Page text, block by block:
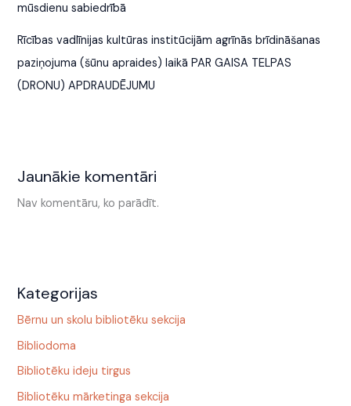
mūsdienu sabiedrībā
Rīcības vadlīnijas kultūras institūcijām agrīnās brīdināšanas
paziņojuma (šūnu apraides) laikā PAR GAISA TELPAS
(DRONU) APDRAUDĒJUMU
Jaunākie komentāri
Nav komentāru, ko parādīt.
Kategorijas
Bērnu un skolu bibliotēku sekcija
Bibliodoma
Bibliotēku ideju tirgus
Bibliotēku mārketinga sekcija